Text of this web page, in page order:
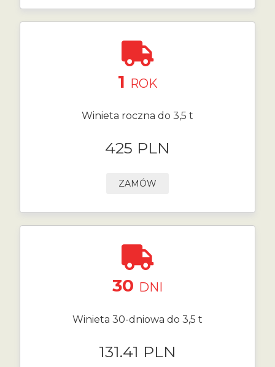
1 ROK
Winieta roczna do 3,5 t
425 PLN
ZAMÓW
30 DNI
Winieta 30-dniowa do 3,5 t
131.41 PLN